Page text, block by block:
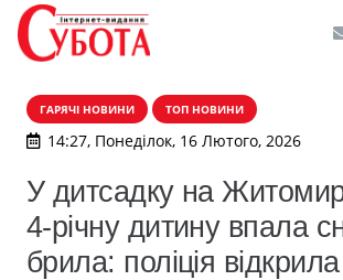
ГАРЯЧІ НОВИНИ ТОП НОВИНИ
14:27, Понеділок, 16 Лютого, 2026
У дитсадку на
4-річну дитину впала
брила: поліція